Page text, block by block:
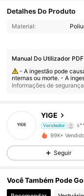
Detalhes Do Produto
Material:
Manual Do Utilizador PDF
- A ingestão pode
nternas ou morte. - A
nas 2 horas. - Se houver
em qualquer parte do
o.
Informações de
YIGE
Vendedor
99K+
Seguir
Você Também Pode